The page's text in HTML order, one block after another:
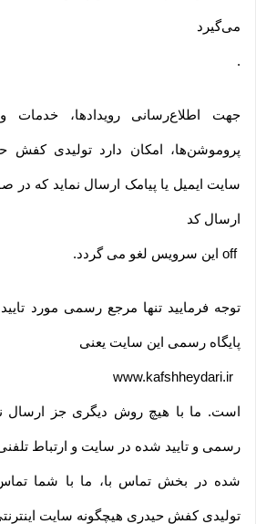
می‌گیرد
.
جهت اطلاع‌رسانی رویدادها،
پروموشن‌ها، امکان دارد تولیدی
سایت ایمیل یا پیامک ارسال نماید که در
ارسال کد
off این سرویس لغو می گردد.
توجه فرمایید تنها مرجع رسمی مورد
پایگاه رسمی این سایت یعنی
www.kafshheydari.ir
است. ما با هیچ روش دیگری جز ارسال
رسمی و تایید شده در سایت و ارتباط
شده در بخش تماس با، ما با شما
تولیدی کفش حیدری هیچگونه سایت